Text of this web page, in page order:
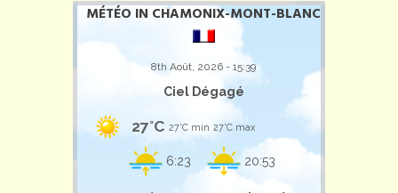
MÉTÉO IN CHAMONIX-MONT-BLANC
8th Août, 2026 - 15:39
Ciel Dégagé
27°C 27°C min 27°C max
6:23 20:53